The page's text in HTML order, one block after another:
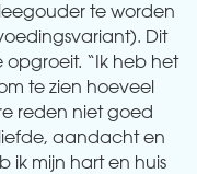
te worden
Dit
“Ik heb het
te zien hoeveel
reden niet goed
aandacht en
ik mijn hart en huis